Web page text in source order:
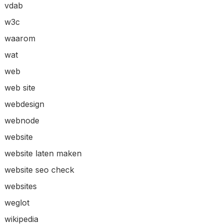
vdab
w3c
waarom
wat
web
web site
webdesign
webnode
website
website laten maken
website seo check
websites
weglot
wikipedia